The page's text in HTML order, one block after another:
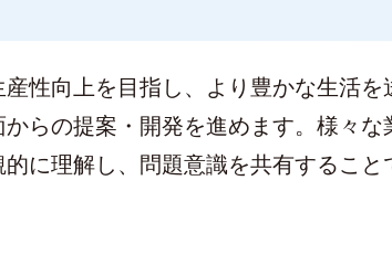
性向上を目指し、より豊かな生活を
らの提案・開発を進めます。様々
に理解し、問題意識を共有すること